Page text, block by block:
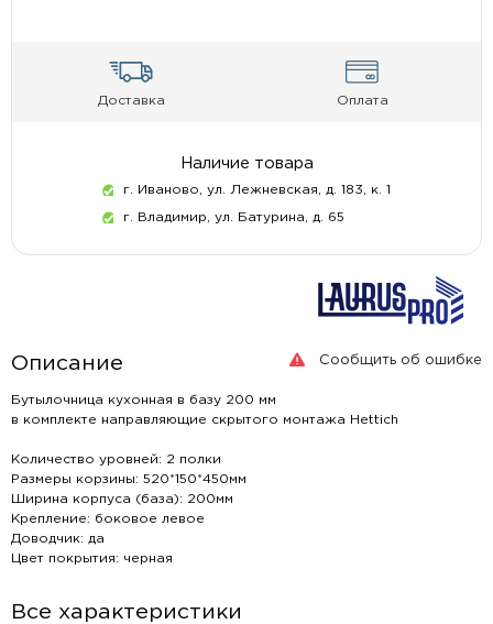
Доставка Оплата
Наличие товара
г. Иваново, ул. Лежневская, д. 183, к. 1
г. Владимир, ул. Батурина, д. 65
Сообщить об ошибке
Описание
Бутылочница кухонная в базу 200 мм
в комплекте направляющие скрытого монтажа Hettich
Количество уровней: 2 полки
Размеры корзины: 520*150*450мм
Ширина корпуса (база): 200мм
Крепление: боковое левое
Доводчик: да
Цвет покрытия: черная
Все характеристики